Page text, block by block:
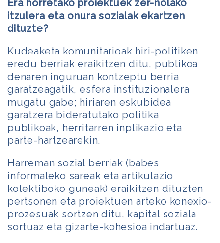
Era horretako proiektuek zer-nolako
itzulera eta onura sozialak ekartzen
dituzte?
Kudeaketa komunitarioak hiri-politiken
eredu berriak eraikitzen ditu, publikoa
denaren inguruan kontzeptu berria
garatzeagatik, esfera instituzionalera
mugatu gabe; hiriaren eskubidea
garatzera bideratutako politika
publikoak, herritarren inplikazio eta
parte-hartzearekin.
Harreman sozial berriak (babes
informaleko sareak eta artikulazio
kolektiboko guneak) eraikitzen dituzten
pertsonen eta proiektuen arteko konexio-
prozesuak sortzen ditu, kapital soziala
sortuaz eta gizarte-kohesioa indartuaz.